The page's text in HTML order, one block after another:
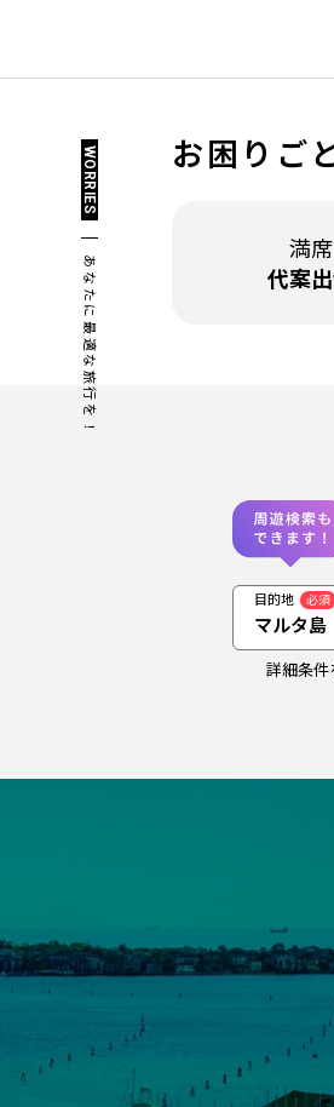
お困りご
WORRIES
あなたに最適な旅行を！
満
代案
目的地 必須
マルタ島
詳細条件